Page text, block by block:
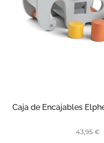
Caja de Encajables
43,95 €